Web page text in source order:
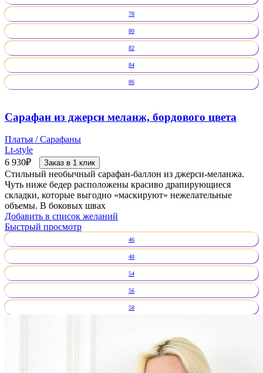
78
80
82
84
86
Сарафан из джерси меланж, бордового цвета
Платья / Сарафаны
Lt-style
6 930₽ Заказ в 1 клик
Стильный необычный сарафан-баллон из джерси-меланжа.
Чуть ниже бедер расположены красиво драпирующиеся
складки, которые выгодно «маскируют» нежелательные
объемы. В боковых швах
Добавить в список желаний
Быстрый просмотр
46
48
54
56
58